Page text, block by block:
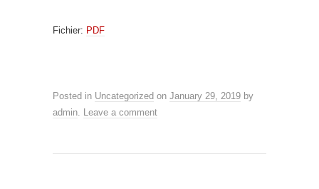
Fichier: PDF
Posted in Uncategorized on January 29, 2019 by
admin. Leave a comment